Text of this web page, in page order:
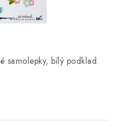
samolepky, bílý podklad.